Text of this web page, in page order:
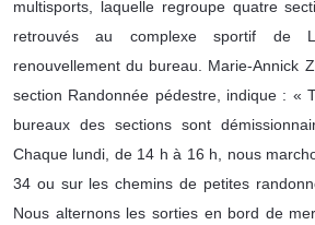
multisports, laquelle regroupe quatre
retrouvés au complexe sportif de
renouvellement du bureau. Marie-Annick
section Randonnée pédestre, indique : «
bureaux des sections sont
Chaque lundi, de 14 h à 16 h, nous
34 ou sur les chemins de petites
Nous alternons les sorties en bord de